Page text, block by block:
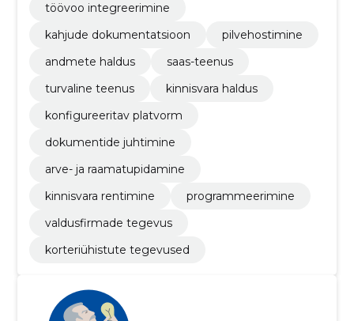
töövoo integreerimine
kahjude dokumentatsioon
pilvehostimine
andmete haldus
saas-teenus
turvaline teenus
kinnisvara haldus
konfigureeritav platvorm
dokumentide juhtimine
arve- ja raamatupidamine
kinnisvara rentimine
programmeerimine
valdusfirmade tegevus
korteriühistute tegevused